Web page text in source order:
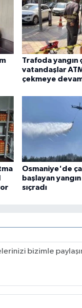
Trafoda yangın
vatandaşlar
çekmeye
Osmaniye'de
başlayan
sıçradı